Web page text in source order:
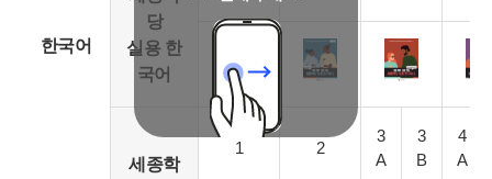
한국어
당
실용 한
국어
세종학
1 2
3
A
3
B
4
A